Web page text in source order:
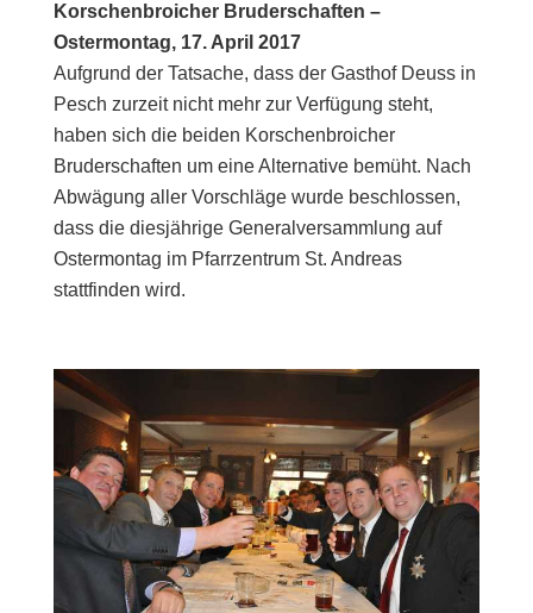
Korschenbroicher Bruderschaften –
Ostermontag, 17. April 2017
Aufgrund der Tatsache, dass der Gasthof Deuss in
Pesch zurzeit nicht mehr zur Verfügung steht,
haben sich die beiden Korschenbroicher
Bruderschaften um eine Alternative bemüht. Nach
Abwägung aller Vorschläge wurde beschlossen,
dass die diesjährige Generalversammlung auf
Ostermontag im Pfarrzentrum St. Andreas
stattfinden wird.